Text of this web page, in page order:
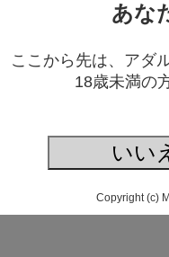
あな
ここから先は、アダ
18歳未満の
いい
Copyright (c)